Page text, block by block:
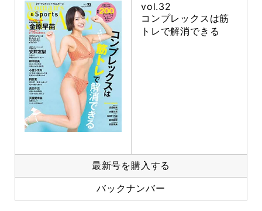
vol.32
コンプレックスは筋
トレで解消できる
最新号を購入する
バックナンバー